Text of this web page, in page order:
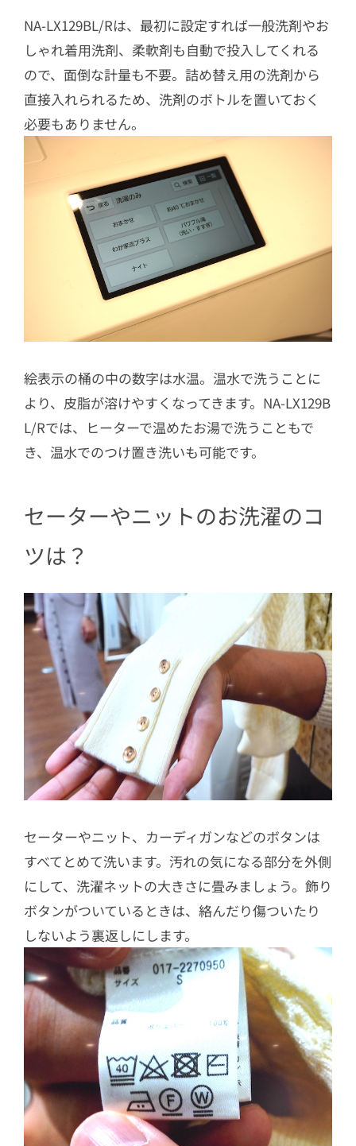
NA-LX129BL/Rは、最初に設定すれば一般洗剤やお
しゃれ着用洗剤、柔軟剤も自動で投入してくれる
ので、面倒な計量も不要。詰め替え用の洗剤から
直接入れられるため、洗剤のボトルを置いておく
必要もありません。
絵表示の桶の中の数字は水温。温水で洗うことに
より、皮脂が溶けやすくなってきます。NA-LX129B
L/Rでは、ヒーターで温めたお湯で洗うこともで
き、温水でのつけ置き洗いも可能です。
セーターやニットのお洗濯のコ
ツは？
セーターやニット、カーディガンなどのボタンは
すべてとめて洗います。汚れの気になる部分を外側
にして、洗濯ネットの大きさに畳みましょう。飾り
ボタンがついているときは、絡んだり傷ついたり
しないよう裏返しにします。